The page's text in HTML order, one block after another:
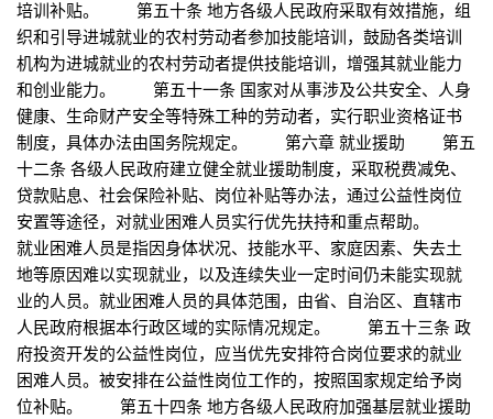
培训补贴。 第五十条 地方各级人民政府采取有效措施，组
织和引导进城就业的农村劳动者参加技能培训，鼓励各类培训
机构为进城就业的农村劳动者提供技能培训，增强其就业能力
和创业能力。 第五十一条 国家对从事涉及公共安全、人身
健康、生命财产安全等特殊工种的劳动者，实行职业资格证书
制度，具体办法由国务院规定。 第六章 就业援助 第五
十二条 各级人民政府建立健全就业援助制度，采取税费减免、
贷款贴息、社会保险补贴、岗位补贴等办法，通过公益性岗位
安置等途径，对就业困难人员实行优先扶持和重点帮助。
就业困难人员是指因身体状况、技能水平、家庭因素、失去土
地等原因难以实现就业，以及连续失业一定时间仍未能实现就
业的人员。就业困难人员的具体范围，由省、自治区、直辖市
人民政府根据本行政区域的实际情况规定。 第五十三条 政
府投资开发的公益性岗位，应当优先安排符合岗位要求的就业
困难人员。被安排在公益性岗位工作的，按照国家规定给予岗
位补贴。 第五十四条 地方各级人民政府加强基层就业援助